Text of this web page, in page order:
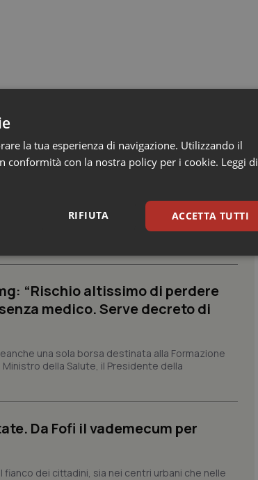
le istruzioni per il Data Matrix.
dei sistemi
Ministero della Salute per l'adeguamento al
univoco Data Matrix. Il
“Rischio altissimo di perdere
medico. Serve decreto di
una sola borsa destinata alla Formazione
della Salute, il Presidente della
Da Fofi il vademecum per
dei cittadini, sia nei centri urbani che nelle
la tua esperienza di navigazione. Utilizzando il
conformità con la nostra policy per i cookie. Leggi di
ACCETTA TUTTI
RIFIUTA
Statistici Marketing
Statistici Marketing
5 mesi 4
Questo cookie viene utilizzato per memorizzare le
impostazioni sulla privacy, garantendo che le loro